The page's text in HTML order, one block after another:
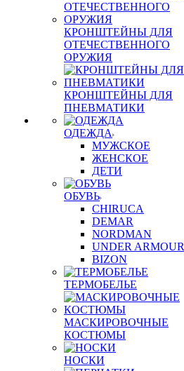
КРОНШТЕЙНЫ ДЛЯ
ОТЕЧЕСТВЕННОГО
ОРУЖИЯ
КРОНШТЕЙНЫ ДЛЯ
ПНЕВМАТИКИ
ОДЕЖДА
МУЖСКОЕ
ЖЕНСКОЕ
ДЕТИ
ОБУВЬ
CHIRUCA
DEMAR
NORDMAN
UNDER ARMOUR
BIZON
ТЕРМОБЕЛЬЕ
МАСКИРОВОЧНЫЕ
КОСТЮМЫ
НОСКИ